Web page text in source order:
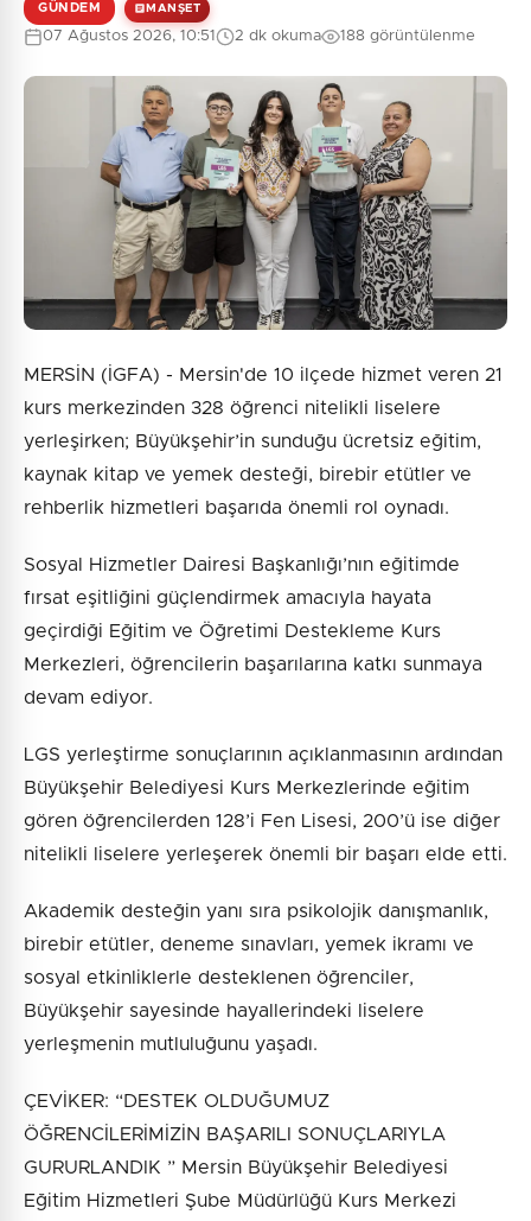
Güvenlik Sorusu:
9 + 4 = ?
Gönder
GÜNDEM MANŞET
07 Ağustos 2026, 10:51 2 dk okuma 188 görüntülenme
MERSİN (İGFA) - Mersin'de 10 ilçede hizmet veren 21
kurs merkezinden 328 öğrenci nitelikli liselere
yerleşirken; Büyükşehir’in sunduğu ücretsiz eğitim,
kaynak kitap ve yemek desteği, birebir etütler ve
rehberlik hizmetleri başarıda önemli rol oynadı.
Sosyal Hizmetler Dairesi Başkanlığı’nın eğitimde
fırsat eşitliğini güçlendirmek amacıyla hayata
geçirdiği Eğitim ve Öğretimi Destekleme Kurs
Merkezleri, öğrencilerin başarılarına katkı sunmaya
devam ediyor.
LGS yerleştirme sonuçlarının açıklanmasının ardından
Büyükşehir Belediyesi Kurs Merkezlerinde eğitim
gören öğrencilerden 128’i Fen Lisesi, 200’ü ise diğer
nitelikli liselere yerleşerek önemli bir başarı elde etti.
Akademik desteğin yanı sıra psikolojik danışmanlık,
birebir etütler, deneme sınavları, yemek ikramı ve
sosyal etkinliklerle desteklenen öğrenciler,
Büyükşehir sayesinde hayallerindeki liselere
yerleşmenin mutluluğunu yaşadı.
ÇEVİKER: “DESTEK OLDUĞUMUZ
ÖĞRENCİLERİMİZİN BAŞARILI SONUÇLARIYLA
GURURLANDIK ” Mersin Büyükşehir Belediyesi
Eğitim Hizmetleri Şube Müdürlüğü Kurs Merkezi